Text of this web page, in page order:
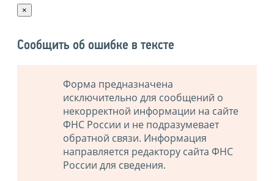
×
Сообщить об ошибке в тексте
Форма предназначена
исключительно для сообщений о
некорректной информации на сайте
ФНС России и не подразумевает
обратной связи. Информация
направляется редактору сайта ФНС
России для сведения.